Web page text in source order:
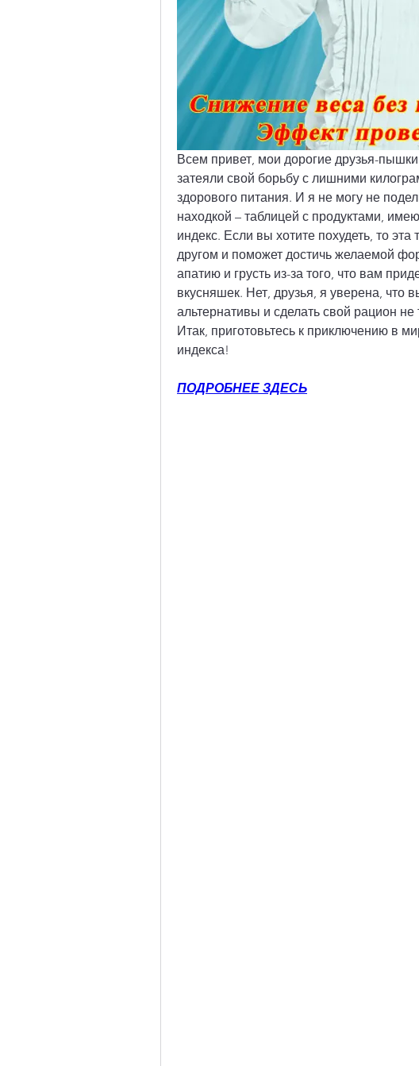
Всем привет, мои дорогие друзья-
затеяли свой борьбу с лишними
здорового питания. И я не могу не
находкой – таблицей с продуктами,
индекс. Если вы хотите похудеть, то
другом и поможет достичь желаемой
апатию и грусть из-за того, что вам
вкусняшек. Нет, друзья, я уверена, что
альтернативы и сделать свой рацион
Итак, приготовьтесь к приключению в
индекса!
ПОДРОБНЕЕ ЗДЕСЬ